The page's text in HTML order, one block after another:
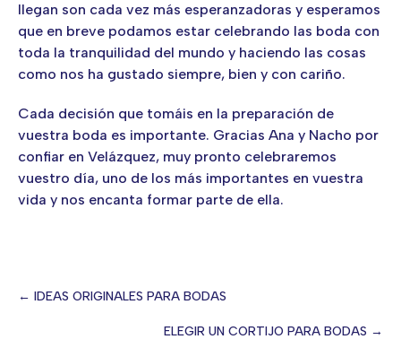
llegan son cada vez más esperanzadoras y esperamos
que en breve podamos estar celebrando las boda con
toda la tranquilidad del mundo y haciendo las cosas
como nos ha gustado siempre, bien y con cariño.
Cada decisión que tomáis en la preparación de
vuestra boda es importante. Gracias Ana y Nacho por
confiar en Velázquez, muy pronto celebraremos
vuestro día, uno de los más importantes en vuestra
vida y nos encanta formar parte de ella.
← IDEAS ORIGINALES PARA BODAS
ELEGIR UN CORTIJO PARA BODAS →